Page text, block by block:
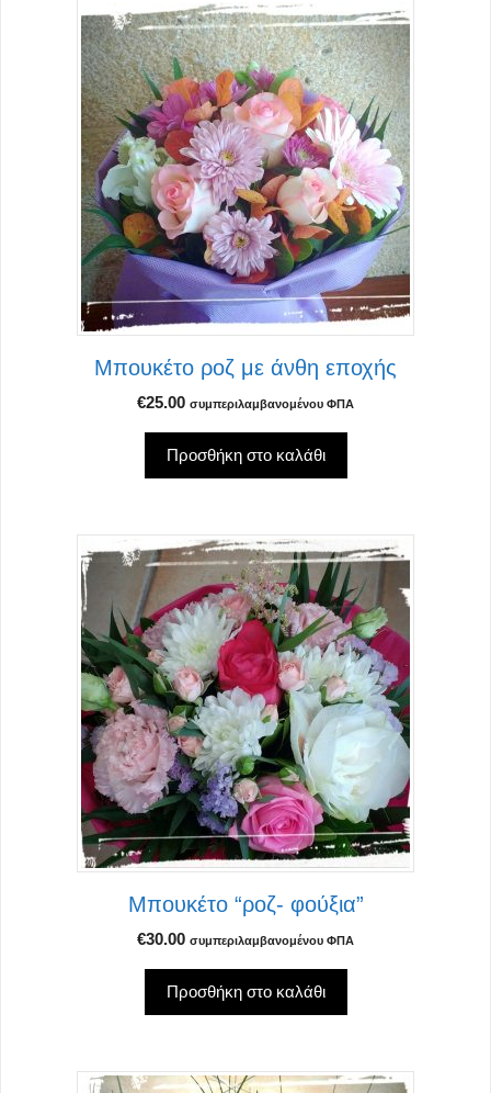
Μπουκέτο ροζ με άνθη εποχής
€25.00 συμπεριλαμβανομένου ΦΠΑ
Προσθήκη στο καλάθι
Μπουκέτο “ροζ- φούξια”
€30.00 συμπεριλαμβανομένου ΦΠΑ
Προσθήκη στο καλάθι